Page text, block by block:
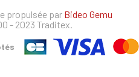
propulsée par Bideo Gemu
- 2023 Traditex.